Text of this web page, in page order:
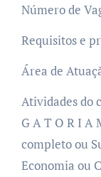
Número de
Requisitos e
Área de
Atividades do
G A T O R I A
completo ou
Economia ou